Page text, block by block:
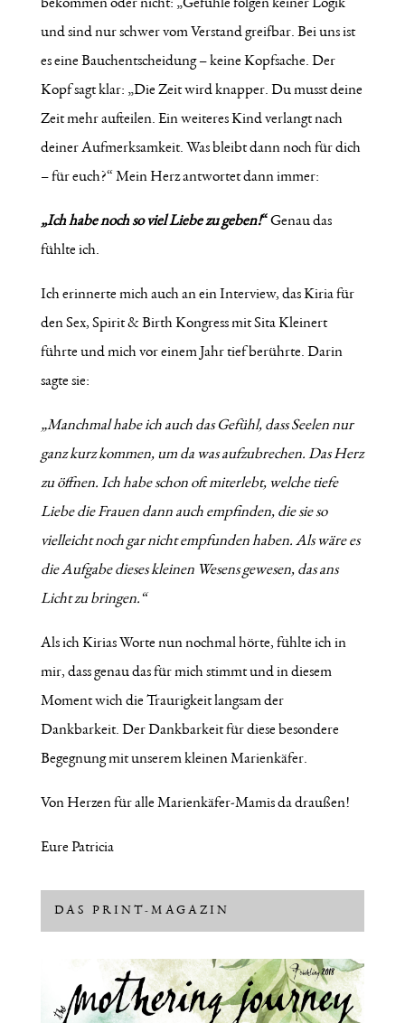
bekommen oder nicht: „Gefühle folgen keiner Logik
und sind nur schwer vom Verstand greifbar. Bei uns ist
es eine Bauchentscheidung – keine Kopfsache. Der
Kopf sagt klar: „Die Zeit wird knapper. Du musst deine
Zeit mehr aufteilen. Ein weiteres Kind verlangt nach
deiner Aufmerksamkeit. Was bleibt dann noch für dich
– für euch?“ Mein Herz antwortet dann immer:
„Ich habe noch so viel Liebe zu geben!“Genau das
fühlte ich.
Ich erinnerte mich auch an ein Interview, das Kiria für
den Sex, Spirit & Birth Kongress mit Sita Kleinert
führte und mich vor einem Jahr tief berührte. Darin
sagte sie:
„Manchmal habe ich auch das Gefühl, dass Seelen nur
ganz kurz kommen, um da was aufzubrechen. Das Herz
zu öffnen. Ich habe schon oft miterlebt, welche tiefe
Liebe die Frauen dann auch empfinden, die sie so
vielleicht noch gar nicht empfunden haben. Als wäre es
die Aufgabe dieses kleinen Wesens gewesen, das ans
Licht zu bringen.“
Als ich Kirias Worte nun nochmal hörte, fühlte ich in
mir, dass genau das für mich stimmt und in diesem
Moment wich die Traurigkeit langsam der
Dankbarkeit. Der Dankbarkeit für diese besondere
Begegnung mit unserem kleinen Marienkäfer.
Von Herzen für alle Marienkäfer-Mamis da draußen!
Eure Patricia
DAS PRINT-MAGAZIN